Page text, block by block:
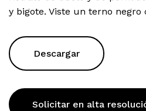
y bigote. Viste un terno negro
Descargar
Solicitar en alta